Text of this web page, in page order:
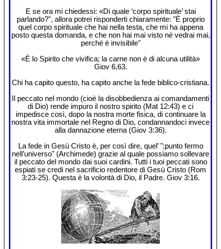
E se ora mi chiedessi: «Di quale ‘corpo spirituale’ stai
parlando?", allora potrei risponderti chiaramente: "È proprio
quel corpo spirituale che hai nella testa, che mi ha appena
posto questa domanda, e che non hai mai visto né vedrai mai,
perché è invisibile"
«È lo Spirito che vivifica; la carne non è di alcuna utilità»
Giov 6,63.
Chi ha capito questo, ha capito anche la fede biblico-cristiana.
Il peccato nel mondo (cioè la disobbedienza ai comandamenti
di Dio) rende impuro il nostro spirito (Mat 12:43) e ci
impedisce così, dopo la nostra morte fisica, di continuare la
nostra vita immortale nel Regno di Dio, condannandoci invece
alla dannazione eterna (Giov 3:36).
La fede in Gesù Cristo è, per così dire, quel’ ";punto fermo
nell’universo" (Archimede) grazie al quale possiamo sollevare
il peccato del mondo dai suoi cardini. Tutti i tuoi peccati sono
espiati se credi nel sacrificio redentore di Gesù Cristo (Rom
3:23-25). Questa è la volontà di Dio, il Padre. Giov 3:16.